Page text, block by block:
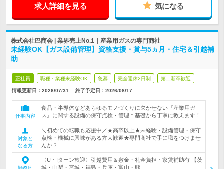
求人詳細を見る 気になる
株式会社巴商会 | 業界売上No.1｜産業用ガスの専門商社
未経験OK【ガス設備管理】資格支援・賞与5ヵ月・住宅＆引越補
助
正社員 職種・業種未経験OK 急募 完全週休2日制 第二新卒歓迎
情報更新日：2026/07/31 終了予定日： 2026/08/17
仕事内容
食品・半導体などあらゆるモノづくりに欠かせない『産業用ガ
ス』に関する設備の保守点検・管理＊基礎から丁寧に教えます！
対象と
なる方
＼初めての転職も応援中／★高卒以上★未経験・設備管理・保守
点検・機械に興味がある方大歓迎★専門商社で手に職をつけませ
んか？
〈U・Iターン歓迎〉引越費用＆敷金・礼金負担・家賃補助有 【茨
城・山梨・宮城・福島・兵庫・富山・熊…